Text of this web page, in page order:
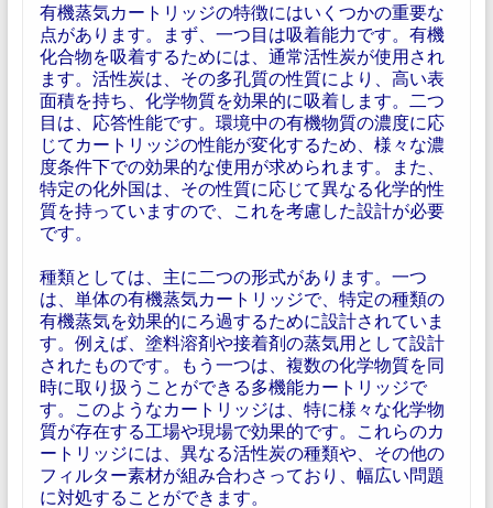
有機蒸気カートリッジの特徴にはいくつかの重要な
点があります。まず、一つ目は吸着能力です。有機
化合物を吸着するためには、通常活性炭が使用され
ます。活性炭は、その多孔質の性質により、高い表
面積を持ち、化学物質を効果的に吸着します。二つ
目は、応答性能です。環境中の有機物質の濃度に応
じてカートリッジの性能が変化するため、様々な濃
度条件下での効果的な使用が求められます。また、
特定の化外国は、その性質に応じて異なる化学的性
質を持っていますので、これを考慮した設計が必要
です。
種類としては、主に二つの形式があります。一つ
は、単体の有機蒸気カートリッジで、特定の種類の
有機蒸気を効果的にろ過するために設計されていま
す。例えば、塗料溶剤や接着剤の蒸気用として設計
されたものです。もう一つは、複数の化学物質を同
時に取り扱うことができる多機能カートリッジで
す。このようなカートリッジは、特に様々な化学物
質が存在する工場や現場で効果的です。これらのカ
ートリッジには、異なる活性炭の種類や、その他の
フィルター素材が組み合わさっており、幅広い問題
に対処することができます。